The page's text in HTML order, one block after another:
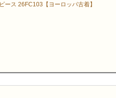
ース 26FC103【ヨーロッパ古着】